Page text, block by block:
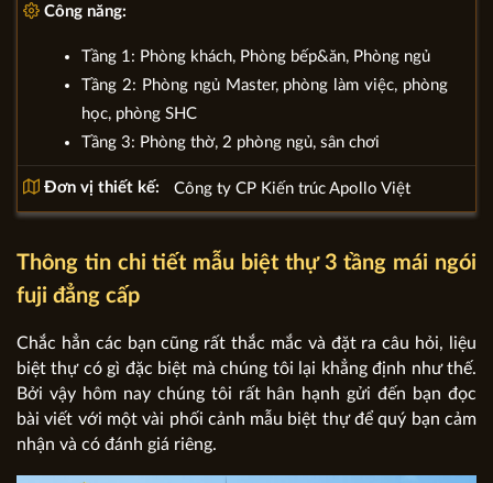
Công năng:
Tầng 1: Phòng khách, Phòng bếp&ăn, Phòng ngủ
Tầng 2: Phòng ngủ Master, phòng làm việc, phòng
học, phòng SHC
Tầng 3: Phòng thờ, 2 phòng ngủ, sân chơi
Đơn vị thiết kế: Công ty CP Kiến trúc Apollo Việt
Thông tin chi tiết mẫu biệt thự 3 tầng mái ngói
fuji đẳng cấp
Chắc hẳn các bạn cũng rất thắc mắc và đặt ra câu hỏi, liệu
biệt thự có gì đặc biệt mà chúng tôi lại khẳng định như thế.
Bởi vậy hôm nay chúng tôi rất hân hạnh gửi đến bạn đọc
bài viết với một vài phối cảnh mẫu biệt thự để quý bạn cảm
nhận và có đánh giá riêng.